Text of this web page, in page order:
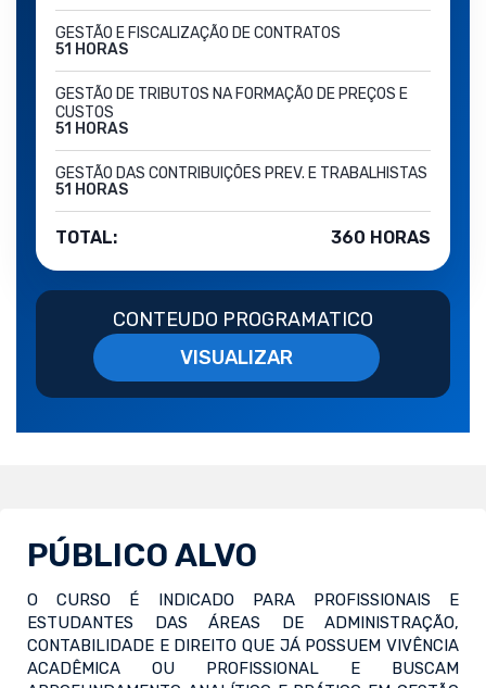
GESTÃO E FISCALIZAÇÃO DE CONTRATOS
51 HORAS
GESTÃO DE TRIBUTOS NA FORMAÇÃO DE PREÇOS E
CUSTOS
51 HORAS
GESTÃO DAS CONTRIBUIÇÕES PREV. E TRABALHISTAS
51 HORAS
TOTAL: 360 HORAS
CONTEUDO PROGRAMATICO
VISUALIZAR
PÚBLICO ALVO
O CURSO É INDICADO PARA PROFISSIONAIS E
ESTUDANTES DAS ÁREAS DE ADMINISTRAÇÃO,
CONTABILIDADE E DIREITO QUE JÁ POSSUEM VIVÊNCIA
ACADÊMICA OU PROFISSIONAL E BUSCAM